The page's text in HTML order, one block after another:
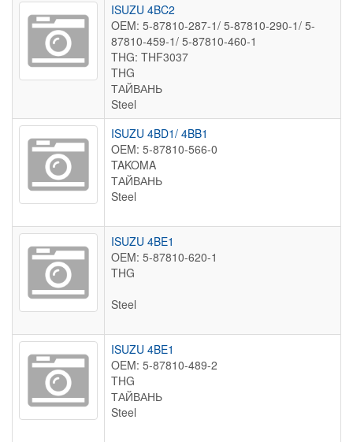
ISUZU 4BC2
OEM: 5-87810-287-1/ 5-87810-290-1/ 5-
87810-459-1/ 5-87810-460-1
THG: THF3037
THG
ТАЙВАНЬ
Steel
ISUZU 4BD1/ 4BB1
OEM: 5-87810-566-0
TAKOMA
ТАЙВАНЬ
Steel
ISUZU 4BE1
OEM: 5-87810-620-1
THG
Steel
ISUZU 4BE1
OEM: 5-87810-489-2
THG
ТАЙВАНЬ
Steel